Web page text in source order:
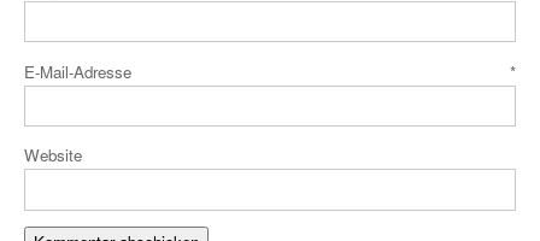
E-Mail-Adresse *
Website